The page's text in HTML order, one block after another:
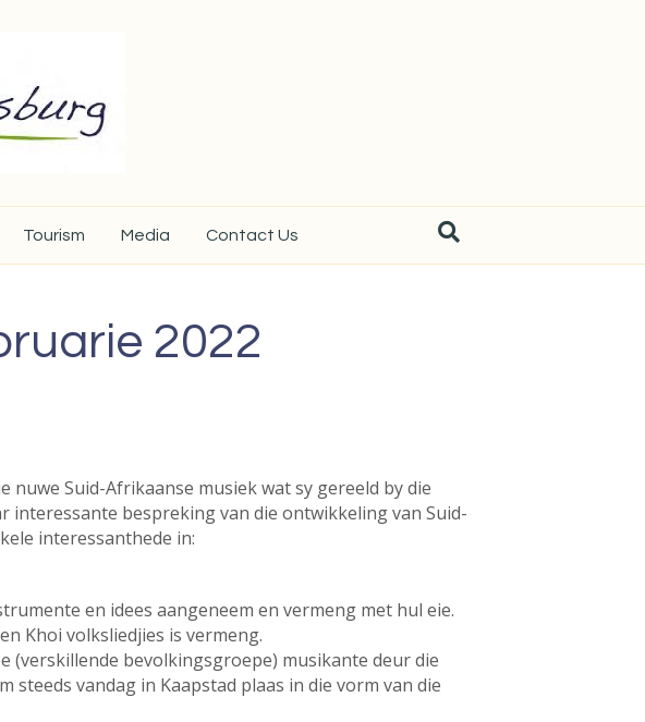
Tourism Media Contact Us
2022
nuwe Suid-Afrikaanse musiek wat sy gereeld by die
interessante bespreking van die ontwikkeling van Suid-
interessanthede in:
en idees aangeneem en vermeng met hul eie.
Khoi volksliedjies is vermeng.
(verskillende bevolkingsgroepe) musikante deur die
vandag in Kaapstad plaas in die vorm van die